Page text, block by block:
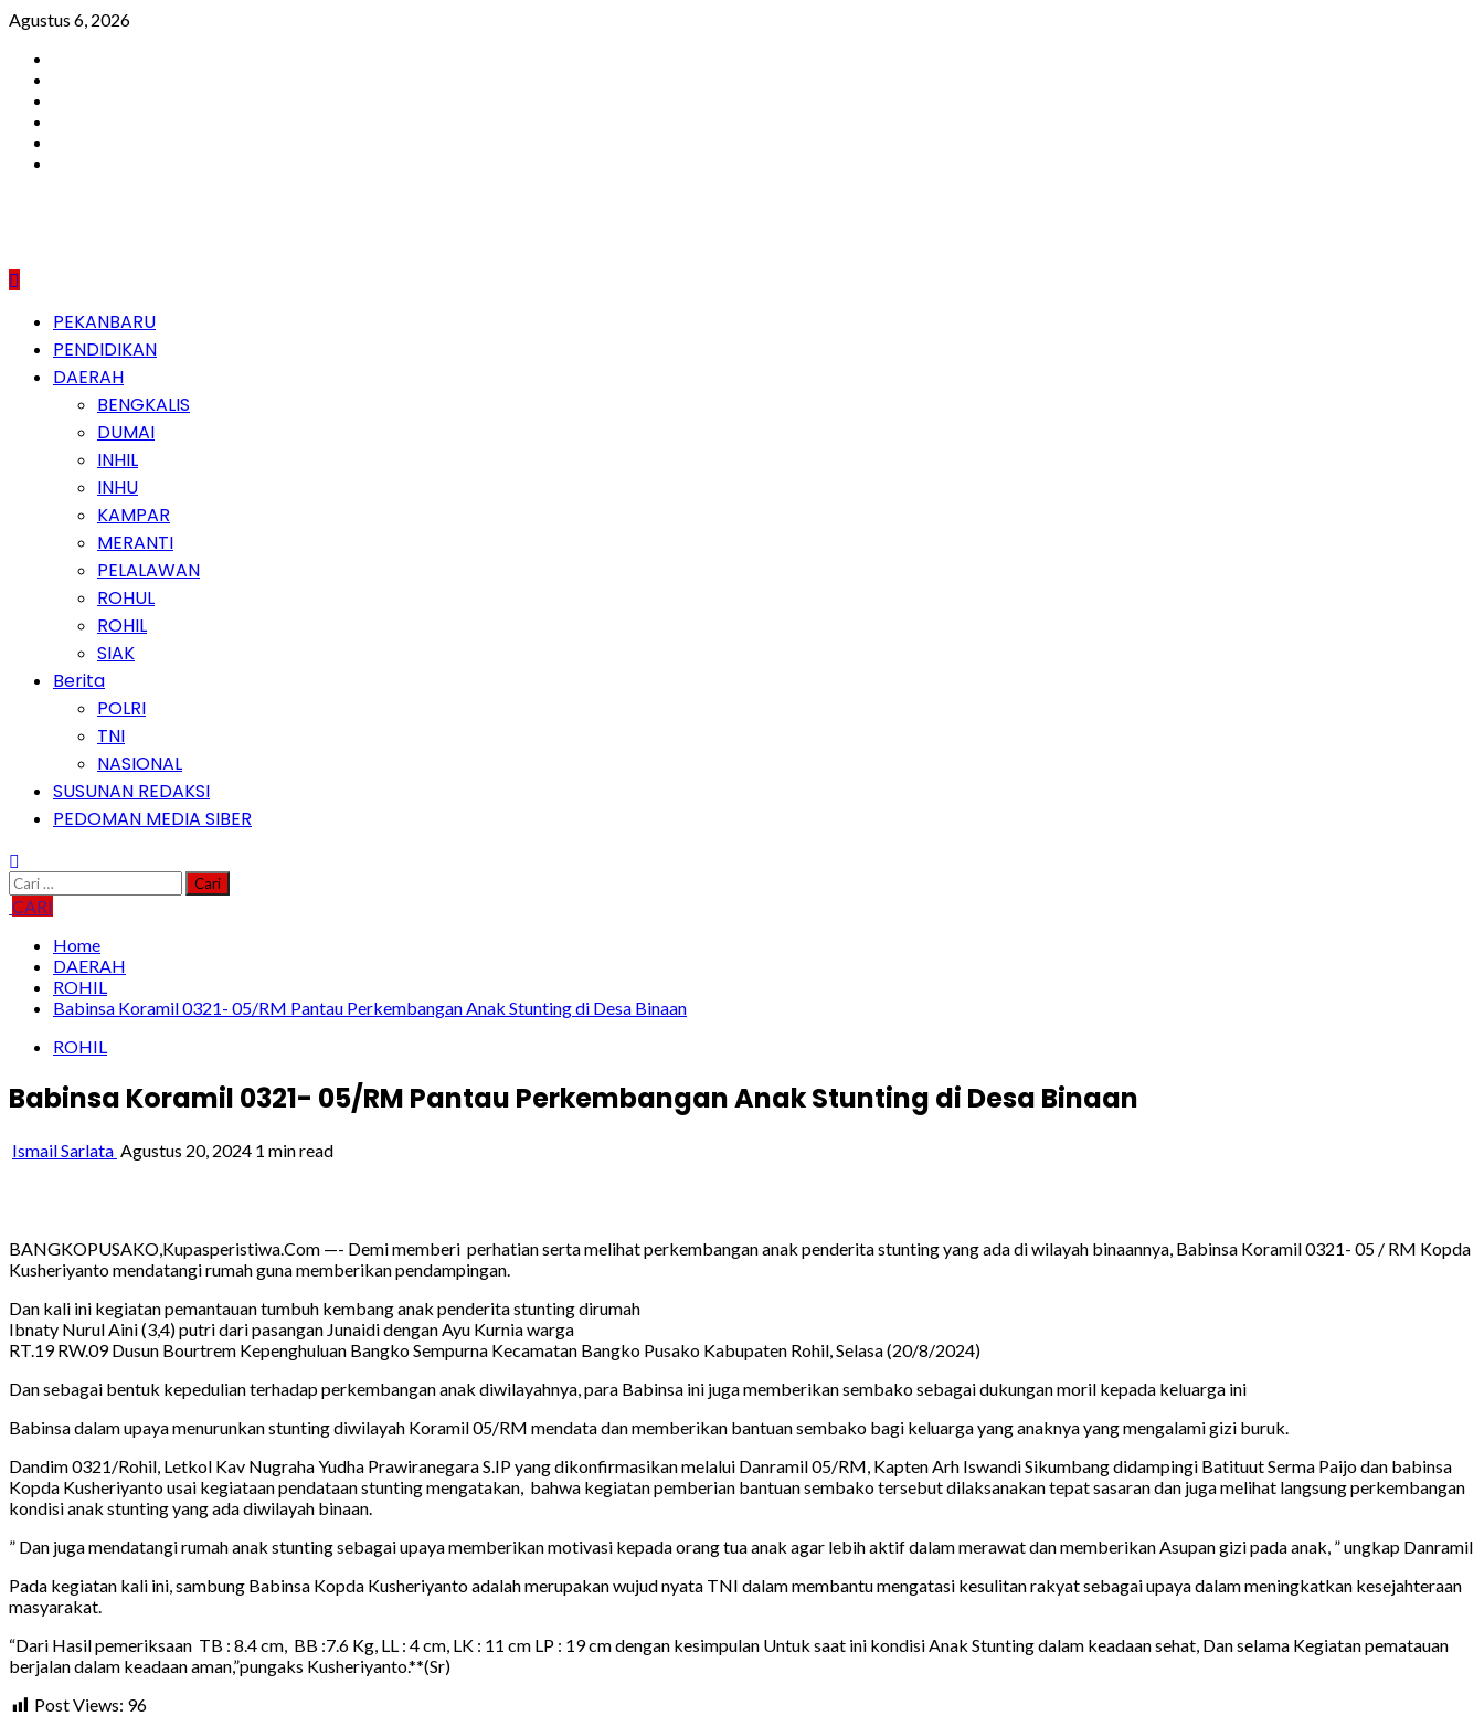
Skip
content
Agustus 6, 2026
PrimaryPEKANBARU
PENDIDIKAN
DAERAH
BENGKALIS
DUMAI
INHIL
INHU
KAMPAR
MERANTI
PELALAWAN
ROHUL
ROHIL
SIAK
Berita
POLRI
TNI
NASIONAL
SUSUNAN REDAKSI
PEDOMAN MEDIA SIBER
Cari
untuk:
CARI
Home
DAERAH
ROHIL
Babinsa Koramil 0321- 05/RM Pantau Perkembangan Anak Stunting di Desa Binaan
ROHIL
Babinsa Koramil 0321- 05/RM Pantau Perkembangan Anak Stunting di Desa Binaan
Ismail Sarlata Agustus 20, 2024 1 min read
BANGKOPUSAKO,Kupasperistiwa.Com —- Demi memberi perhatian serta melihat perkembangan anak penderita stunting yang ada di wilayah binaannya, Babinsa Koramil 0321- 05 / RM Kopda
Kusheriyanto mendatangi rumah guna memberikan pendampingan.
Dan kali ini kegiatan pemantauan tumbuh kembang anak penderita stunting dirumah
Ibnaty Nurul Aini (3,4) putri dari pasangan Junaidi dengan Ayu Kurnia warga
RT.19 RW.09 Dusun Bourtrem Kepenghuluan Bangko Sempurna Kecamatan Bangko Pusako Kabupaten Rohil, Selasa (20/8/2024)
Dan sebagai bentuk kepedulian terhadap perkembangan anak diwilayahnya, para Babinsa ini juga memberikan sembako sebagai dukungan moril kepada keluarga ini
Babinsa dalam upaya menurunkan stunting diwilayah Koramil 05/RM mendata dan memberikan bantuan sembako bagi keluarga yang anaknya yang mengalami gizi buruk.
Dandim 0321/Rohil, Letkol Kav Nugraha Yudha Prawiranegara S.IP yang dikonfirmasikan melalui Danramil 05/RM, Kapten Arh Iswandi Sikumbang didampingi Batituut Serma Paijo dan babinsa
Kopda Kusheriyanto usai kegiataan pendataan stunting mengatakan, bahwa kegiatan pemberian bantuan sembako tersebut dilaksanakan tepat sasaran dan juga melihat langsung perkembangan
kondisi anak stunting yang ada diwilayah binaan.
” Dan juga mendatangi rumah anak stunting sebagai upaya memberikan motivasi kepada orang tua anak agar lebih aktif dalam merawat dan memberikan Asupan gizi pada anak, ” ungkap Danramil
Pada kegiatan kali ini, sambung Babinsa Kopda Kusheriyanto adalah merupakan wujud nyata TNI dalam membantu mengatasi kesulitan rakyat sebagai upaya dalam meningkatkan kesejahteraan
masyarakat.
“Dari Hasil pemeriksaan TB : 8.4 cm, BB :7.6 Kg, LL : 4 cm, LK : 11 cm LP : 19 cm dengan kesimpulan Untuk saat ini kondisi Anak Stunting dalam keadaan sehat, Dan selama Kegiatan pematauan
berjalan dalam keadaan aman,”pungaks Kusheriyanto.**(Sr)
Post Views: 96